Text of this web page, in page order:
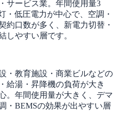
サービス業。年間使用量3
・低圧電力が中心で、空調・
約口数が多く、新電力切替・
しやすい層です。
・教育施設・商業ビルなどの
給湯・昇降機の負荷が大き
。年間使用量が大きく、デマ
・BEMSの効果が出やすい層